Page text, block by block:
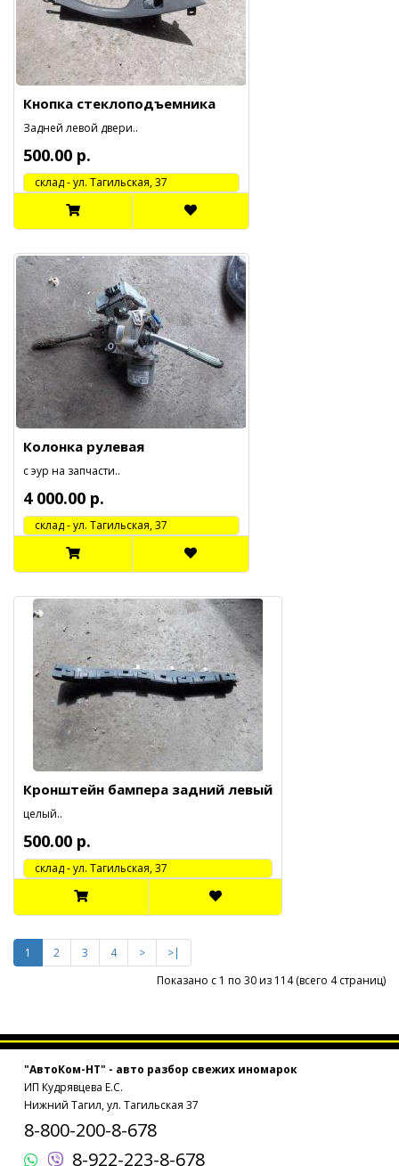
Кнопка стеклоподъемника
Задней левой двери..
500.00 р.
cклад - ул. Тагильская, 37
Колонка рулевая
с эур на запчасти..
4 000.00 р.
cклад - ул. Тагильская, 37
Кронштейн бампера задний левый
целый..
500.00 р.
cклад - ул. Тагильская, 37
1 2 3 4 >
>|
Показано с 1 по 30 из 114 (всего 4 страниц)
"АвтоКом-НТ" - авто разбор свежих иномарок
ИП Кудрявцева Е.С.
Нижний Тагил, ул. Тагильская 37
8-800-200-8-678
8-922-223-8-678